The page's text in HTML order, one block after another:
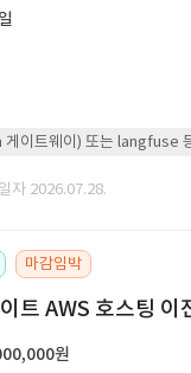
이트웨이) 또는 langfuse
자 2026.07.28.
마감임박
트 AWS 호스팅 이
원